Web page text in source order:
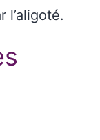
l’aligoté.